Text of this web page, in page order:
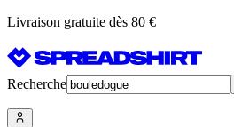
Livraison gratuite dès 80 €
Recherche